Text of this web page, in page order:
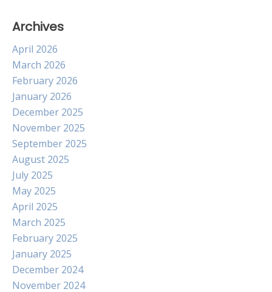
Archives
April 2026
March 2026
February 2026
January 2026
December 2025
November 2025
September 2025
August 2025
July 2025
May 2025
April 2025
March 2025
February 2025
January 2025
December 2024
November 2024